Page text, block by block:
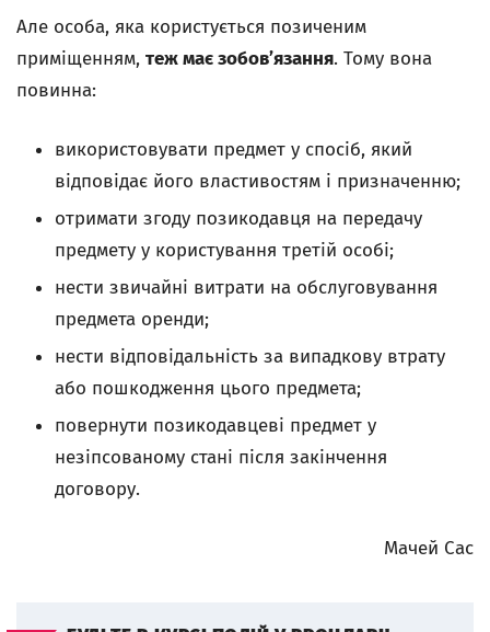
Але особа, яка користується позиченим
приміщенням, теж має зобов’язання. Тому вона
повинна:
використовувати предмет у спосіб, який
відповідає його властивостям і призначенню;
отримати згоду позикодавця на передачу
предмету у користування третій особі;
нести звичайні витрати на обслуговування
предмета оренди;
нести відповідальність за випадкову втрату
або пошкодження цього предмета;
повернути позикодавцеві предмет у
незіпсованому стані після закінчення
договору.
Мачей Сас